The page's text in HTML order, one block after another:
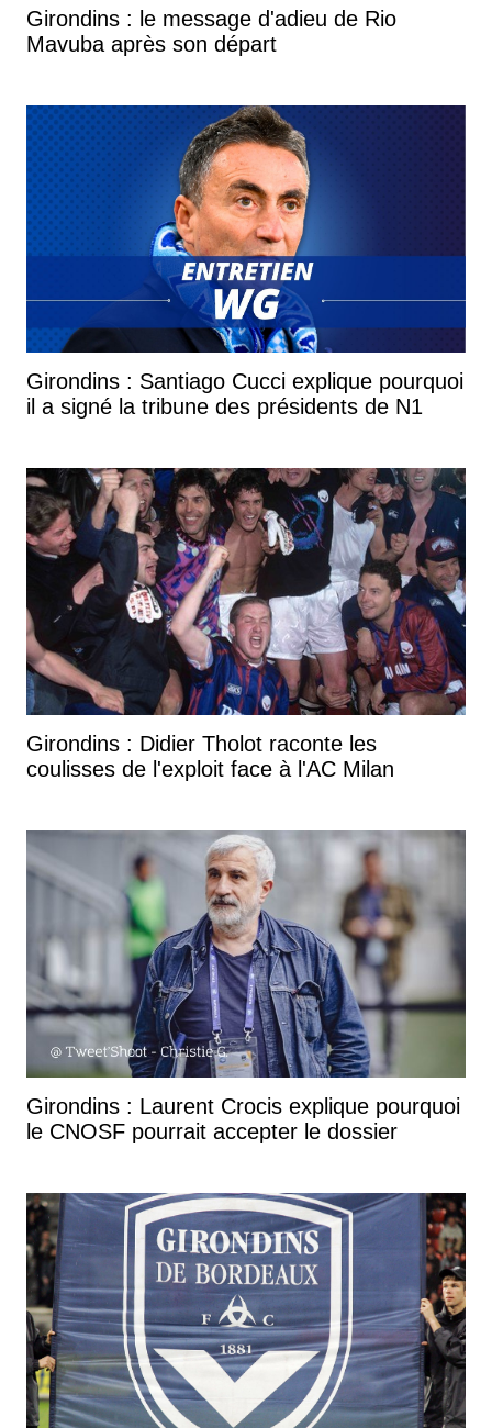
Girondins : le message d'adieu de Rio
Mavuba après son départ
Girondins : Santiago Cucci explique pourquoi
il a signé la tribune des présidents de N1
Girondins : Didier Tholot raconte les
coulisses de l'exploit face à l'AC Milan
Girondins : Laurent Crocis explique pourquoi
le CNOSF pourrait accepter le dossier